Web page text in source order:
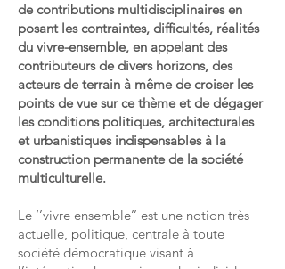
de contributions multidisciplinaires en
posant les contraintes, difficultés, réalités
du vivre-ensemble, en appelant des
contributeurs de divers horizons, des
acteurs de terrain à même de croiser les
points de vue sur ce thème et de dégager
les conditions politiques, architecturales
et urbanistiques indispensables à la
construction permanente de la société
multiculturelle.
Le ‘’vivre ensemble’’ est une notion très
actuelle, politique, centrale à toute
société démocratique visant à